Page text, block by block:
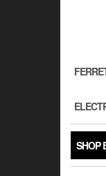
SHOP